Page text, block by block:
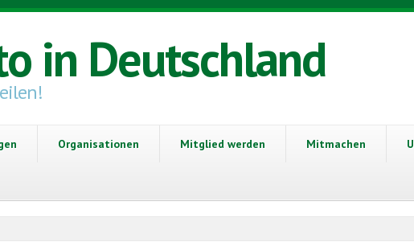
in Deutschland
Organisationen Mitglied werden Mitmachen